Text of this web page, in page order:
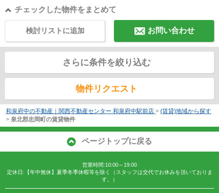
チェックした物件をまとめて
お問い合わせ
検討リストに追加
さらに条件を絞り込む
物件リクエスト
和泉府中の不動産｜関西不動産センター 和泉府中駅前店 > (賃貸)地域から探す
> 泉北郡忠岡町の賃貸物件
ページトップに戻る
営業時間:10:00～19:00
定休日:【年中無休】夏季冬季休暇等を除く（スタッフは交代でお休みを頂いておりま
す。）